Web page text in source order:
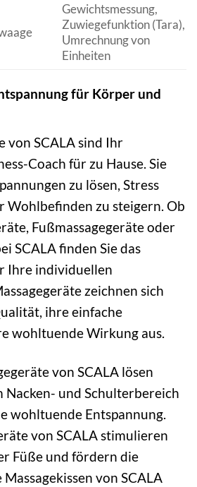
Gewichtsmessung,
Zuwiegefunktion (Tara),
Umrechnung von
Einheiten
für Körper und
von SCALA sind Ihr
Coach für zu Hause. Sie
zu lösen, Stress
Wohlbefinden zu steigern. Ob
Fußmassagegeräte oder
SCALA finden Sie das
Ihre individuellen
zeichnen sich
ihre einfache
wohltuende Wirkung aus.
von SCALA lösen
Nacken- und Schulterbereich
wohltuende Entspannung.
von SCALA stimulieren
Füße und fördern die
von SCALA